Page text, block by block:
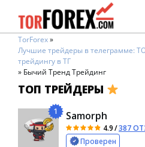
TorForex»
Лучшие трейдеры в телеграмме:
трейдингу в ТГ
» Бычий Тренд Трейдинг
ТОП ТРЕЙДЕРЫ
1 Samorph
4.9/387
Проверен